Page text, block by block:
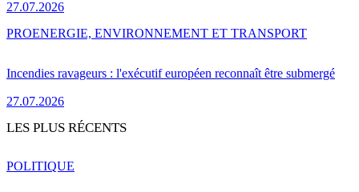
27.07.2026
Incendies ravageurs : l'exécutif européen reconnaît être submergé
27.07.2026
PROENERGIE, ENVIRONNEMENT ET TRANSPORT
LES PLUS RÉCENTS
POLITIQUE